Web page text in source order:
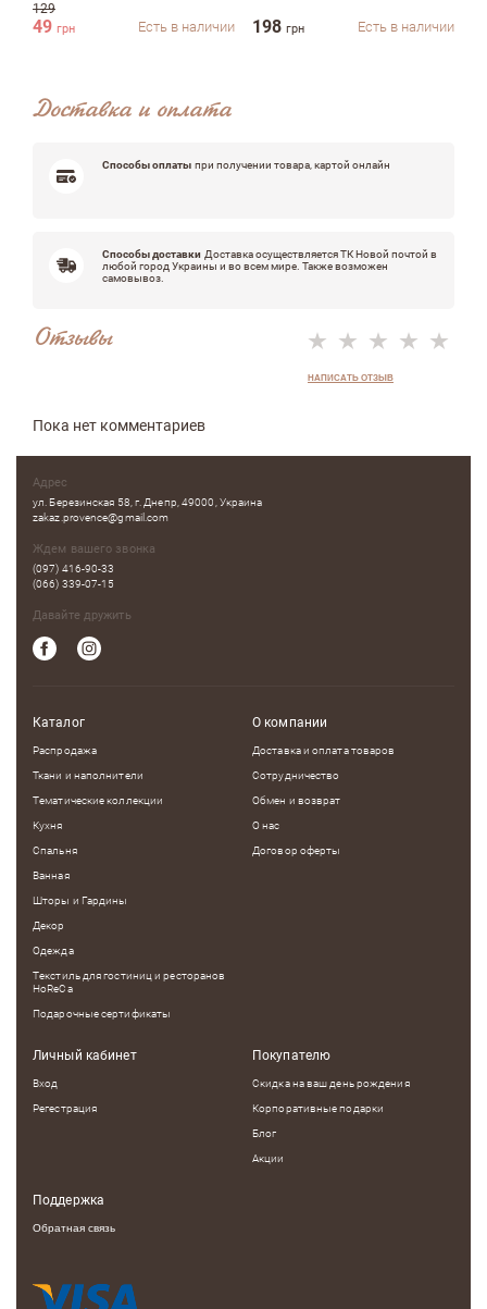
129
49 грн Есть в наличии 198 грн Есть в наличии
Доставка и оплата
Способы оплаты при получении товара, картой онлайн
Способы доставки Доставка осуществляется ТК Новой почтой в
любой город Украины и во всем мире. Также возможен
самовывоз.
Отзывы
НАПИСАТЬ ОТЗЫВ
Пока нет комментариев
Адрес
ул. Березинская 58, г. Днепр, 49000, Украина
zakaz.provence@gmail.com
Ждем вашего звонка
(097) 416-90-33
(066) 339-07-15
Давайте дружить
Каталог
Распродажа
Ткани и наполнители
Тематические коллекции
Кухня
Спальня
Ванная
Шторы и Гардины
Декор
Одежда
Текстиль для гостиниц и ресторанов
HoReCa
Подарочные сертификаты
О компании
Доставка и оплата товаров
Сотрудничество
Обмен и возврат
О нас
Договор оферты
Личный кабинет
Вход
Регестрация
Покупателю
Скидка на ваш день рождения
Корпоративные подарки
Блог
Акции
Поддержка
Обратная связь